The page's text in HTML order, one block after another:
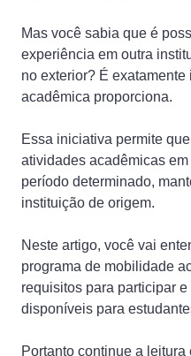
Mas você sabia que é
experiência em outra
no exterior? É
acadêmica proporciona.
Essa iniciativa permite
atividades acadêmicas
período determinado,
instituição de origem.
Neste artigo, você vai
programa de mobilidade
requisitos para participar
disponíveis para
Portanto continue a